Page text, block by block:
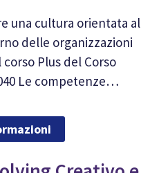
una cultura orientata al
delle organizzazioni
Plus del Corso
Le competenze…